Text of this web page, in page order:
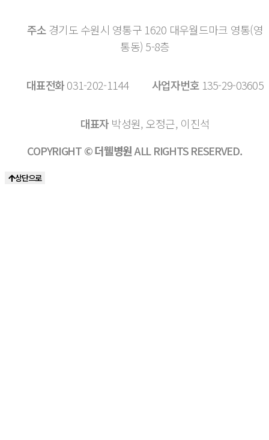
주소경기도 수원시 영통구 1620 대우월드마크 영통(영
통동) 5-8층
대표전화031-202-1144 사업자번호135-29-03605
대표자 박성원, 오정근, 이진석
COPYRIGHT ©더웰병원ALL RIGHTS RESERVED.
상단으로